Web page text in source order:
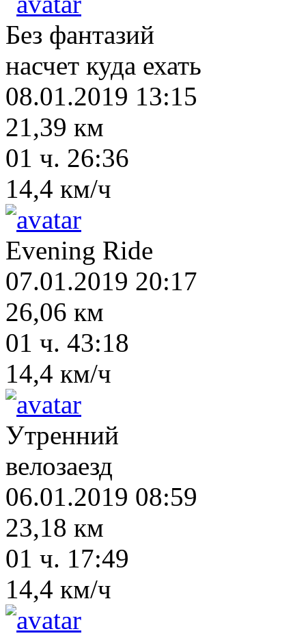
Без фантазий
насчет куда ехать
08.01.2019 13:15
21,39 км
01 ч. 26:36
14,4 км/ч
Evening Ride
07.01.2019 20:17
26,06 км
01 ч. 43:18
14,4 км/ч
Утренний
велозаезд
06.01.2019 08:59
23,18 км
01 ч. 17:49
14,4 км/ч